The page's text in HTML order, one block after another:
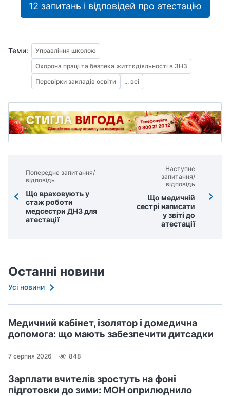
12 запитань і відповідей про атестацію
Теми:
Управління школою
Охорона праці та безпека життєдіяльності в ЗНЗ
Перевірки закладів освіти
... всі
Попереднє запитання/
відповідь
Що враховують у
стаж роботи
медсестри ДНЗ для
атестації
Наступне
запитання/
відповідь
Що медичній
сестрі написати
у звіті до
атестації
Останні новини
Усі новини
Медичний кабінет, ізолятор і домедична
допомога: що мають забезпечити дитсадки
7 серпня 2026 848
Зарплати вчителів зростуть на фоні
підготовки до зими: МОН оприлюднило